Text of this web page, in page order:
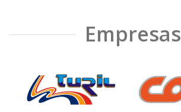
Empresas
❮